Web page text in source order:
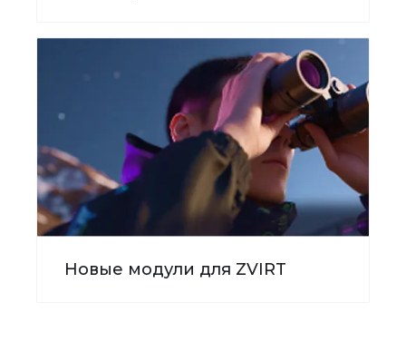
Новые модули для ZVIRT